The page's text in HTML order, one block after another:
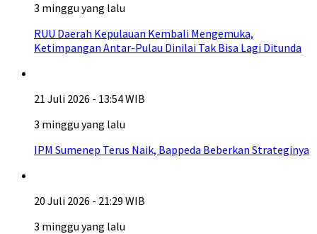
3 minggu yang lalu
RUU Daerah Kepulauan Kembali Mengemuka,
Ketimpangan Antar-Pulau Dinilai Tak Bisa Lagi Ditunda
21 Juli 2026 - 13:54 WIB
3 minggu yang lalu
IPM Sumenep Terus Naik, Bappeda Beberkan Strateginya
20 Juli 2026 - 21:29 WIB
3 minggu yang lalu